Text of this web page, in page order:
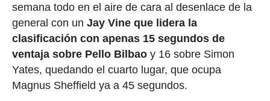
semana todo en el aire de cara al desenlace de la
general con un Jay Vine que lidera la
clasificación con apenas 15 segundos de
ventaja sobre Pello Bilbaoy 16 sobre Simon
Yates, quedando el cuarto lugar, que ocupa
Magnus Sheffield ya a 45 segundos.